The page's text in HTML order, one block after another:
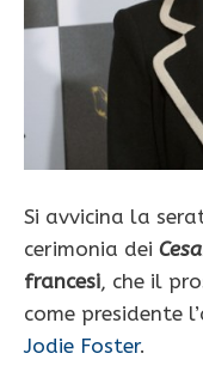
Si avvicina la
cerimonia dei
francesi, che il
come presidente
Jodie Foster.